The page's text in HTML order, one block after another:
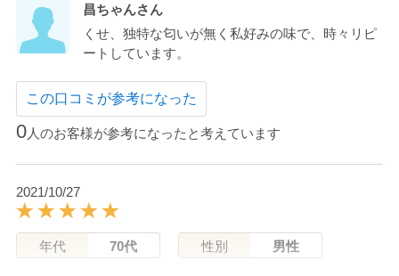
昌ちゃんさん
くせ、独特な匂いが無く私好みの味で、時々リピ
ートしています。
この口コミが参考になった
0人のお客様が参考になったと考えています
2021/10/27
年代 70代 性別 男性